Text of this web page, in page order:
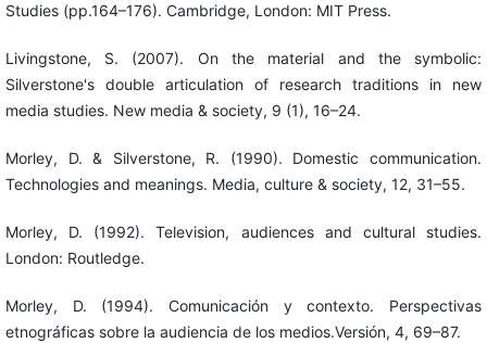
Studies (pp.164–176). Cambridge, London: MIT Press.
Livingstone, S. (2007). On the material and the symbolic:
Silverstone's double articulation of research traditions in new
media studies. New media & society, 9 (1), 16–24.
Morley, D. & Silverstone, R. (1990). Domestic communication.
Technologies and meanings. Media, culture & society, 12, 31–55.
Morley, D. (1992). Television, audiences and cultural studies.
London: Routledge.
Morley, D. (1994). Comunicación y contexto. Perspectivas
etnográficas sobre la audiencia de los medios.Versión, 4, 69–87.